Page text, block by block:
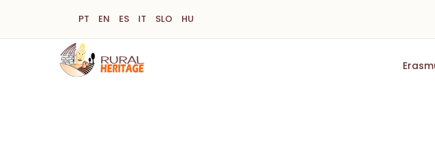
PT EN ES IT SLO HU
Main